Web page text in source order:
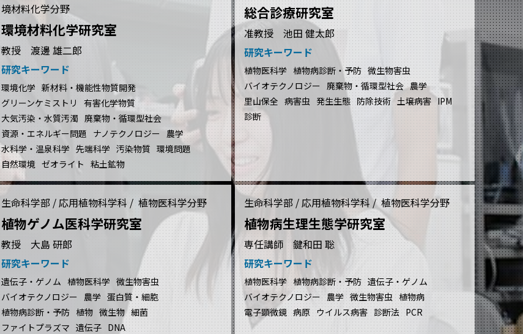
境材料化学分野
環境材料化学研究室
教授 渡邊 雄二郎
研究キーワード
環境化学 新材料・機能性物質開発
グリーンケミストリ
有害化学物質
大気汚染・水質汚濁 廃棄物・循環型社会
資源・エネルギー問題 ナノテクノロジー 農学
水科学・温泉科学 先端科学 汚染物質 環境問題
自然環境 ゼオライト 粘土鉱物
総合診療研究室
准教授 池田 健太郎
研究キーワード
植物医科学 植物病診断・予防 微生物害虫
バイオテクノロジー 廃棄物・循環型社会 農学
里山保全 病害虫 発生生態 防除技術 土壌病害 IPM
診断
生命科学部 / 応用植物科学科 / 植物医科学分野
植物ゲノム医科学研究室
教授 大島 研郎
研究キーワード
遺伝子・ゲノム 植物医科学 微生物害虫
バイオテクノロジー 農学 蛋白質・細胞
植物病診断・予防 植物 微生物 細菌
ファイトプラズマ 遺伝子 DNA
生命科学部 / 応用植物科学科 / 植物医科学分野
植物病生理生態学研究室
専任講師 鍵和田 聡
研究キーワード
植物医科学 植物病診断・予防 遺伝子・ゲノム
バイオテクノロジー 農学 微生物害虫 植物病
電子顕微鏡 病原 ウイルス病害 診断法 PCR